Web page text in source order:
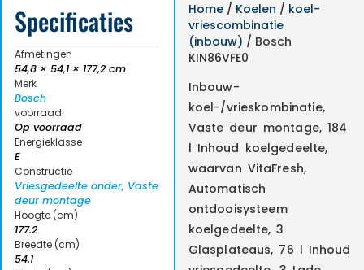
Specificaties
Afmetingen
54,8 × 54,1 × 177,2 cm
Merk
Bosch
voorraad
Op voorraad
Energieklasse
E
Constructie
Vriesgedeelte onder, Vaste
deur montage
Hoogte (cm)
177.2
Breedte (cm)
54.1
Home/ Koelen / koel-
vriescombinatie
(inbouw) / Bosch
KIN86VFE0
Inbouw-
koel-/vrieskombinatie,
Vaste deur montage, 184
l Inhoud koelgedeelte,
waarvan VitaFresh,
Automatisch
ontdooisysteem
koelgedeelte, 3
Glasplateaus, 76 l Inhoud